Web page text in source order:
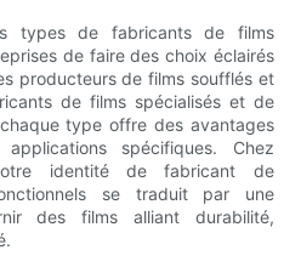
types de fabricants de films
de faire des choix éclairés
producteurs de films soufflés et
de films spécialisés et de
type offre des avantages
spécifiques. Chez
notre identité de fabricant de
se traduit par une
des films alliant durabilité,